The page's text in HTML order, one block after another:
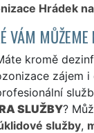
Hrádek
VÁM
kromě
zájem i
SLUŽBY?
služby,